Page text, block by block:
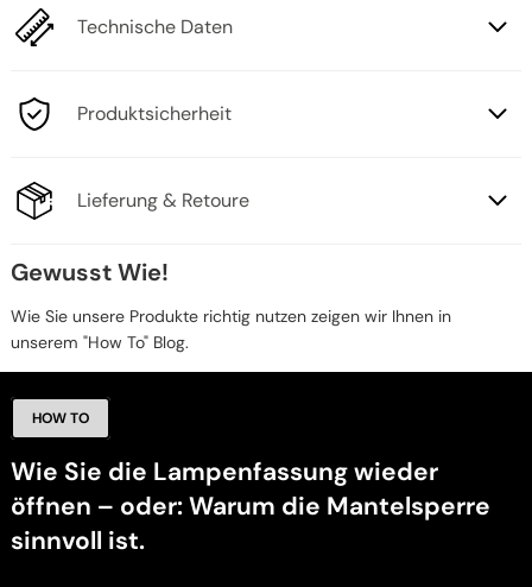
Technische Daten
Produktsicherheit
Lieferung & Retoure
Gewusst Wie!
Wie Sie unsere Produkte richtig nutzen zeigen wir Ihnen in
unserem "How To" Blog.
HOW TO
Wie Sie die Lampenfassung wieder
öffnen – oder: Warum die Mantelsperre
sinnvoll ist.